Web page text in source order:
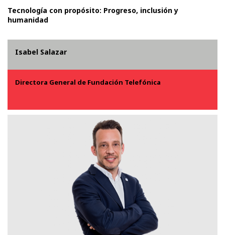
Tecnología con propósito: Progreso, inclusión y
humanidad
Isabel Salazar
Directora General de Fundación Telefónica